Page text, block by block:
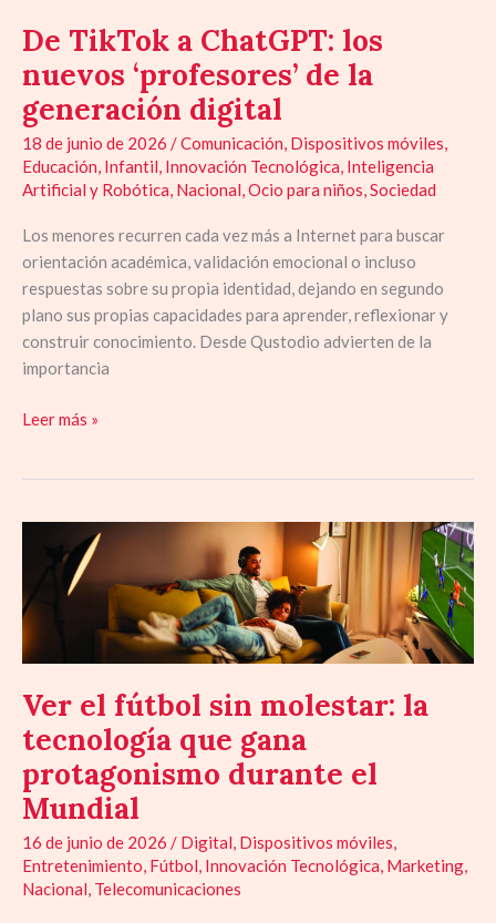
De TikTok a ChatGPT: los
nuevos ‘profesores’ de la
generación digital
18 de junio de 2026 /Comunicación, Dispositivos móviles,
Educación, Infantil, Innovación Tecnológica, Inteligencia
Artificial y Robótica, Nacional,Ocio para niños,Sociedad
Los menores recurren cada vez más a Internet para buscar
orientación académica, validación emocional o incluso
respuestas sobre su propia identidad, dejando en segundo
plano sus propias capacidades para aprender, reflexionar y
construir conocimiento. Desde Qustodio advierten de la
importancia
Leer más »
Ver el fútbol sin molestar: la
tecnología que gana
protagonismo durante el
Mundial
16 de junio de 2026 / Digital, Dispositivos móviles,
Entretenimiento, Fútbol, Innovación Tecnológica, Marketing,
Nacional, Telecomunicaciones
sin
la
tecnología
que
gana
protagonismo
durante
Mundial